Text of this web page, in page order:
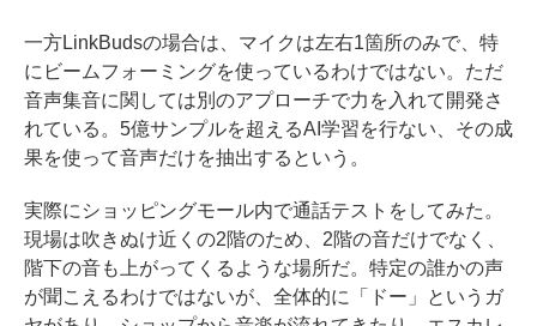
一方LinkBudsの場合は、マイクは左右1箇所のみで、特
にビームフォーミングを使っているわけではない。ただ
音声集音に関しては別のアプローチで力を入れて開発さ
れている。5億サンプルを超えるAI学習を行ない、その成
果を使って音声だけを抽出するという。
実際にショッピングモール内で通話テストをしてみた。
現場は吹きぬけ近くの2階のため、2階の音だけでなく、
階下の音も上がってくるような場所だ。特定の誰かの声
が聞こえるわけではないが、全体的に「ドー」というガ